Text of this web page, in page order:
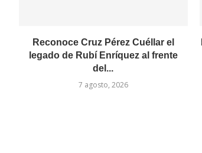
Reconoce Cruz Pérez Cuéllar el
legado de Rubí Enríquez al frente
del...
7 agosto, 2026